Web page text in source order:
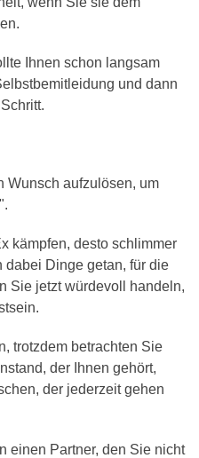
Ihnen schon langsam
und dann
Wunsch aufzulösen, um
kämpfen, desto schlimmer
dabei Dinge getan, für die
Sie jetzt würdevoll handeln,
trotzdem betrachten Sie
der Ihnen gehört,
der jederzeit gehen
einen Partner, den Sie nicht